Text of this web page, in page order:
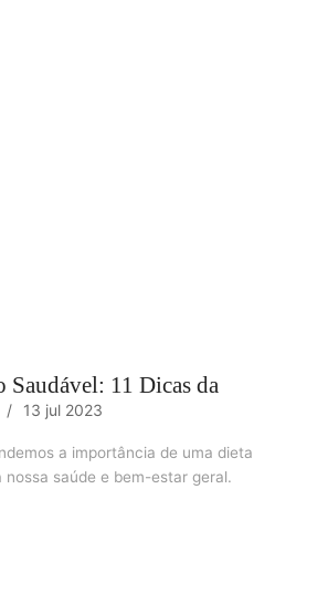
Saudável: 11 Dicas da
13 jul 2023
a importância de uma dieta
nossa saúde e bem-estar geral.